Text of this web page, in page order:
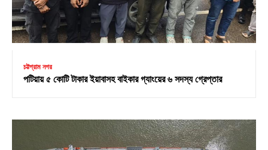
চট্টগ্রাম নগর
পটিয়ায় ৫ কোটি টাকার ইয়াবাসহ বাইকার গ্যাংয়ের ৬ সদস্য গ্রেপ্তার